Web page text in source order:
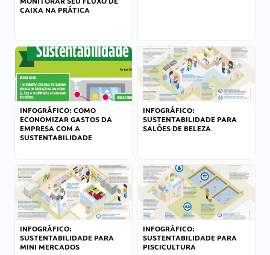
CAIXA NA PRÁTICA
INFOGRÁFICO: COMO
ECONOMIZAR GASTOS DA
EMPRESA COM A
SUSTENTABILIDADE
INFOGRÁFICO:
SUSTENTABILIDADE PARA
SALÕES DE BELEZA
INFOGRÁFICO:
SUSTENTABILIDADE PARA
MINI MERCADOS
INFOGRÁFICO:
SUSTENTABILIDADE PARA
PISCICULTURA